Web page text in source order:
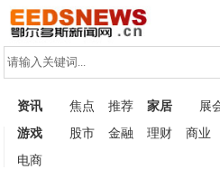
资讯 焦点 推荐 家居 展
游戏
股市 金融 理财 商业
电商